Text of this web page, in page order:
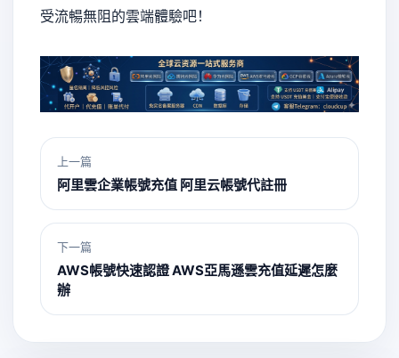
受流暢無阻的雲端體驗吧！
上一篇
阿里雲企業帳號充值 阿里云帳號代註冊
下一篇
AWS帳號快速認證 AWS亞馬遜雲充值延遲怎麼
辦